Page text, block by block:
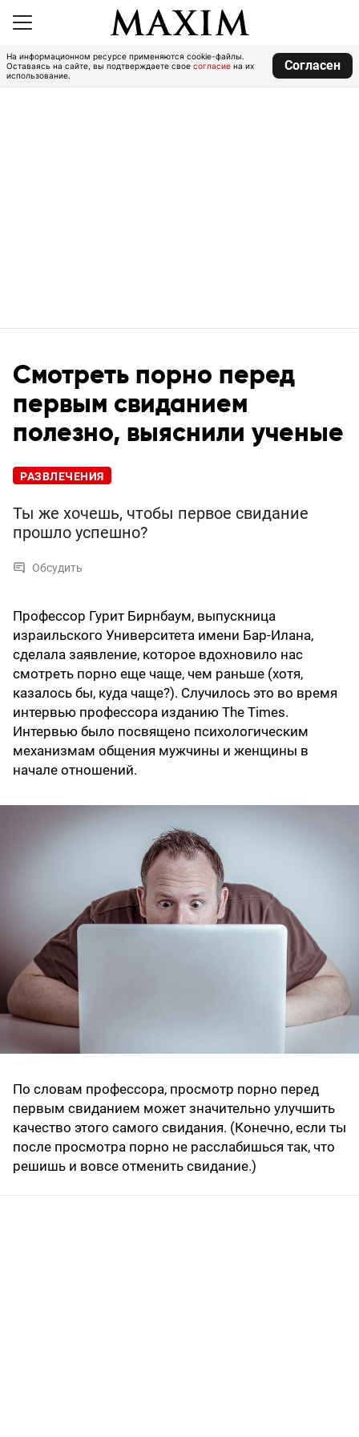
На информационном ресурсе применяются cookie-файлы.
Оставаясь на сайте, вы подтверждаете свое согласие на их
использование.
Согласен
Смотреть порно перед
первым свиданием
полезно, выяснили ученые
РАЗВЛЕЧЕНИЯ
Ты же хочешь, чтобы первое свидание
прошло успешно?
Обсудить
Профессор Гурит Бирнбаум, выпускница
израильского Университета имени Бар-Илана,
сделала заявление, которое вдохновило нас
смотреть порно еще чаще, чем раньше (хотя,
казалось бы, куда чаще?). Случилось это во время
интервью профессора изданию The Times.
Интервью было посвящено психологическим
механизмам общения мужчины и женщины в
начале отношений.
По словам профессора, просмотр порно перед
первым свиданием может значительно улучшить
качество этого самого свидания. (Конечно, если ты
после просмотра порно не расслабишься так, что
решишь и вовсе отменить свидание.)